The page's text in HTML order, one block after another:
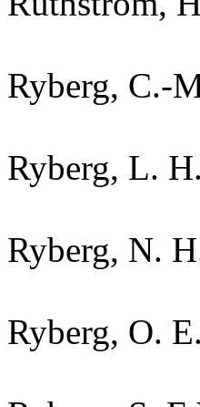
Ryberg, C.-
Ryberg, L.
Ryberg, N.
Ryberg, O.